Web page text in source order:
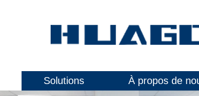
Solutions À propos de